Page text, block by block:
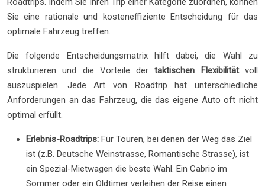
Sie eine rationale und kosteneffiziente Entscheidung für das
optimale Fahrzeug treffen.
Die folgende Entscheidungsmatrix hilft dabei, die Wahl zu
strukturieren und die Vorteile dertaktischen Flexibilitätvoll
auszuspielen. Jede Art von Roadtrip hat unterschiedliche
Anforderungen an das Fahrzeug, die das eigene Auto oft nicht
optimal erfüllt.
Erlebnis-Roadtrips: Für Touren, bei denen der Weg das Ziel
ist (z.B. Deutsche Weinstrasse, Romantische Strasse), ist
ein Spezial-Mietwagen die beste Wahl. Ein Cabrio im
Sommer oder ein Oldtimer verleihen der Reise einen